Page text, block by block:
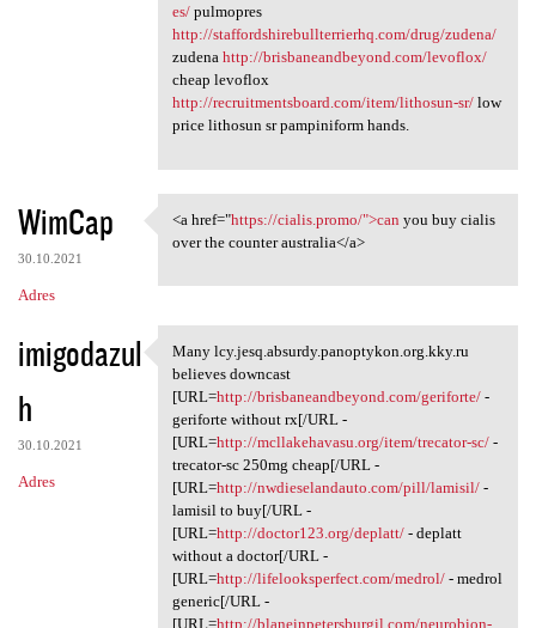
es/pulmopres
http://staffordshirebullterrierhq.com/drug/zudena/
zudena http://brisbaneandbeyond.com/levoflox/
cheap levoflox
http://recruitmentsboard.com/item/lithosun-sr/low
price lithosun sr pampiniform hands.
WimCap
30.10.2021
Adres
<a href="https://cialis.promo
<a href="https://cialis.promo/">can you buy cialis
over the counter australia</a>
imigodazul
h
30.10.2021
Adres
Many lcy.jesq.absurdy
Many lcy.jesq.absurdy.panoptykon.org.kky.ru
believes downcast
[URL=http://brisbaneandbeyond.com/geriforte/-
geriforte without rx[/URL -
[URL=http://mcllakehavasu.org/item/trecator-sc/-
trecator-sc 250mg cheap[/URL -
[URL=http://nwdieselandauto.com/pill/lamisil/-
lamisil to buy[/URL -
[URL=http://doctor123.org/deplatt/- deplatt
without a doctor[/URL -
[URL=http://lifelooksperfect.com/medrol/- medrol
generic[/URL -
[URL=http://blaneinpetersburgil.com/neurobion-